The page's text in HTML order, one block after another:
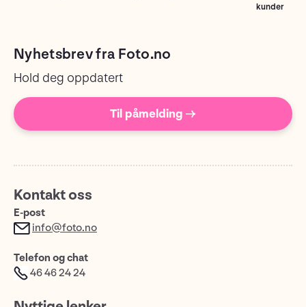
kunder
Nyhetsbrev fra Foto.no
Hold deg oppdatert
Til påmelding →
Kontakt oss
E-post
info@foto.no
Telefon og chat
46 46 24 24